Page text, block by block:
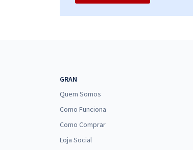
GRAN
Quem Somos
Como Funciona
Como Comprar
Loja Social